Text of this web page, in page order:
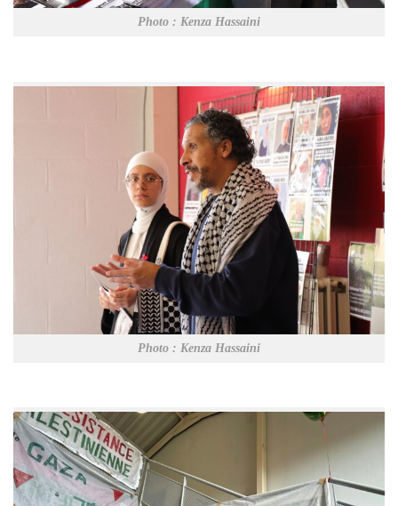
Photo : Kenza Hassaini
Photo : Kenza Hassaini